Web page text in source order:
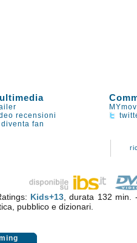
recensioni
diventa fan
Kids+13 , durata 132 min.
pubblico e dizionari.